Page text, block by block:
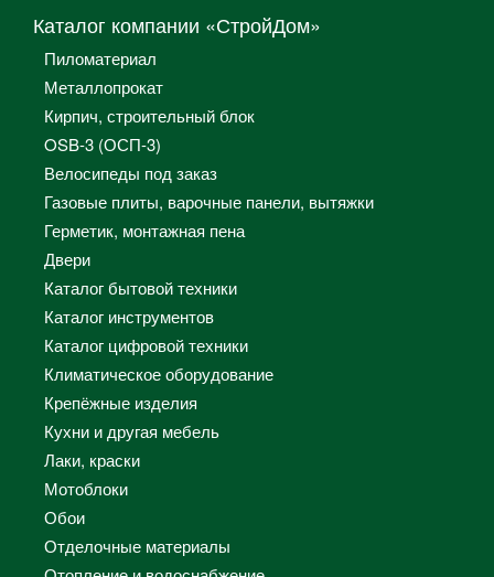
Каталог компании «СтройДом»
Пиломатериал
Металлопрокат
Кирпич, строительный блок
OSB-3 (ОСП-3)
Велосипеды под заказ
Газовые плиты, варочные панели, вытяжки
Герметик, монтажная пена
Двери
Каталог бытовой техники
Каталог инструментов
Каталог цифровой техники
Климатическое оборудование
Крепёжные изделия
Кухни и другая мебель
Лаки, краски
Мотоблоки
Обои
Отделочные материалы